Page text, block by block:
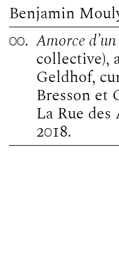
Benjamin
00. Amorce
collective),
Geldhof,
Bresson et
La Rue
2018.